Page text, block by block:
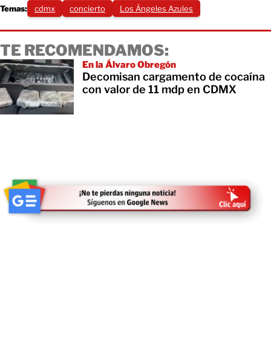
Temas: cdmx concierto Los Ángeles Azules
TE RECOMENDAMOS:
En la Álvaro Obregón
Decomisan cargamento de cocaína
con valor de 11 mdp en CDMX